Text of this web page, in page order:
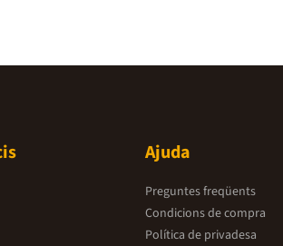
Ajuda
Preguntes freqüents
Condicions de compra
Política de privadesa